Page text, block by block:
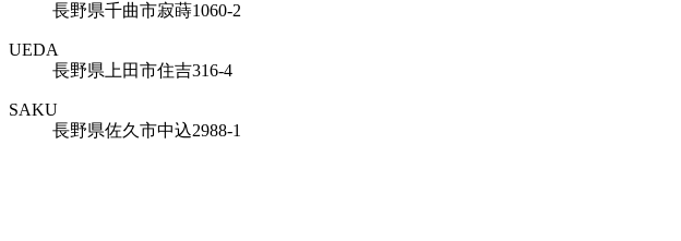
長野県千曲市寂蒔1060-2
UEDA
長野県上田市住吉316-4
SAKU
長野県佐久市中込2988-1